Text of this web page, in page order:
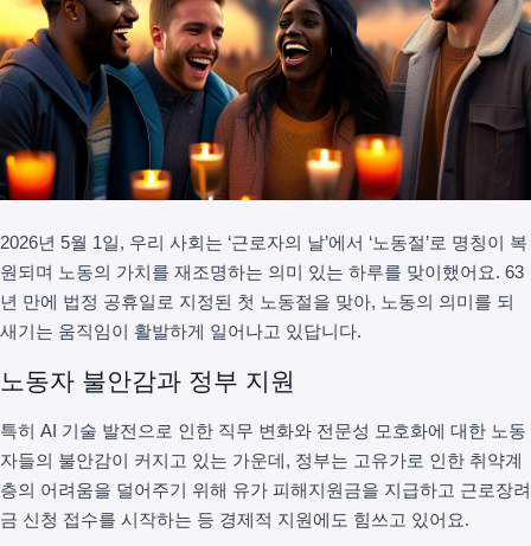
2026년 5월 1일, 우리 사회는 ‘근로자의 날’에서 ‘노동절’로 명칭이 복
원되며 노동의 가치를 재조명하는 의미 있는 하루를 맞이했어요. 63
년 만에 법정 공휴일로 지정된 첫 노동절을 맞아, 노동의 의미를 되
새기는 움직임이 활발하게 일어나고 있답니다.
노동자 불안감과 정부 지원
특히 AI 기술 발전으로 인한 직무 변화와 전문성 모호화에 대한 노동
자들의 불안감이 커지고 있는 가운데, 정부는 고유가로 인한 취약계
층의 어려움을 덜어주기 위해 유가 피해지원금을 지급하고 근로장려
금 신청 접수를 시작하는 등 경제적 지원에도 힘쓰고 있어요.